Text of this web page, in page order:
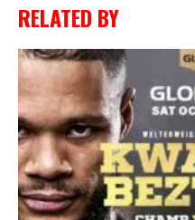
RELATED BY